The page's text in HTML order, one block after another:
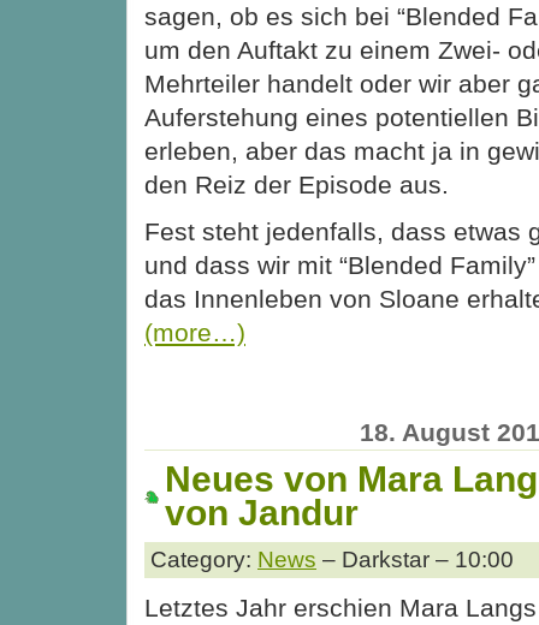
sagen, ob es sich bei “Blended
um den Auftakt zu einem Zwei-
Mehrteiler handelt oder wir aber
Auferstehung eines potentiellen
erleben, aber das macht ja in
den Reiz der Episode aus.
Fest steht jedenfalls, dass etwas
und dass wir mit “Blended
das Innenleben von Sloane
(more…)
18. August
Neues von Mara
von Jandur
Category: News – Darkstar – 10:00
Letztes Jahr erschien Mara Langs